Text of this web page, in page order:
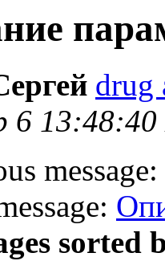
drug
6 13:48:40
message:
sorted